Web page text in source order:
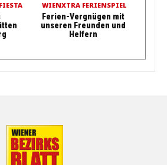
WIENXTRA FERIENSPIEL
Ferien-Vergnügen mit
unseren Freunden und
Helfern